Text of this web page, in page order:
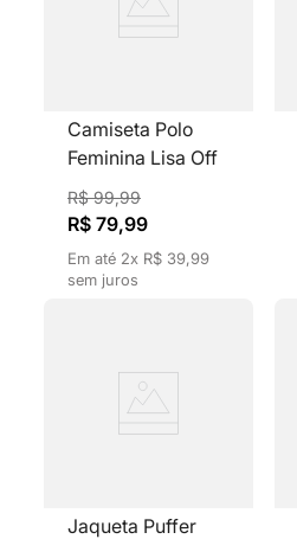
Camiseta Polo
Feminina Lisa Off
White Gola V
R$ 99,99
R$ 79,99
Em até 2x R$ 39,99
sem juros
Jaqueta Puffer